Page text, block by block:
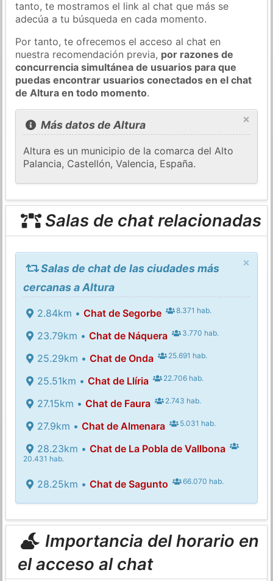
tanto, te mostramos el link al chat que más se
adecúa a tu búsqueda en cada momento.
Por tanto, te ofrecemos el acceso al chat en
nuestra recomendación previa, por razones de
concurrencia simultánea de usuarios para que
puedas encontrar usuarios conectados en el chat
de Altura en todo momento.
×
Más datos de Altura
Altura es un municipio de la comarca del Alto
Palancia, Castellón, Valencia, España.
Salas de chat relacionadas
×
Salas de chat de las ciudades más
cercanas a Altura
2.84km • Chat de Segorbe 8.371 hab.
23.79km • Chat de Náquera 3.770 hab.
25.29km • Chat de Onda 25.691 hab.
25.51km • Chat de Llíria 22.706 hab.
27.15km • Chat de Faura 2.743 hab.
27.9km • Chat de Almenara 5.031 hab.
28.23km • Chat de La Pobla de Vallbona
20.431 hab.
28.25km • Chat de Sagunto 66.070 hab.
Importancia del horario en
el acceso al chat